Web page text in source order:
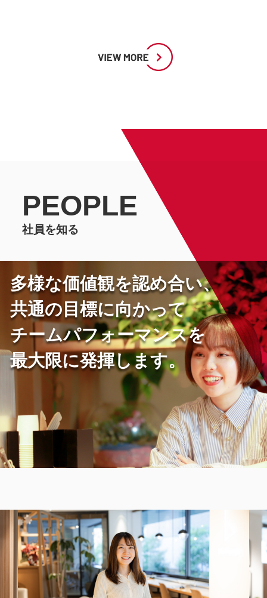
PEOPLE
社員を知る
多様な価値観を認め合い、
共通の目標に向かって
チームパフォーマンスを
最大限に発揮します。